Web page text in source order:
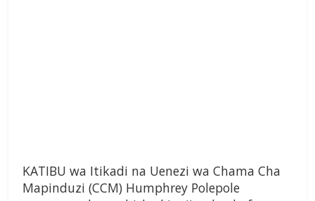
KATIBU wa Itikadi na Uenezi wa Chama Cha
Mapinduzi (CCM) Humphrey Polepole